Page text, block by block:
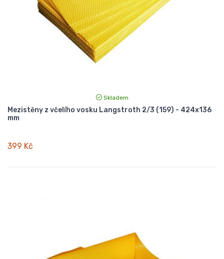
Skladem
Mezistěny z včelího vosku Langstroth 2/3 (159) - 424x136
mm
399 Kč